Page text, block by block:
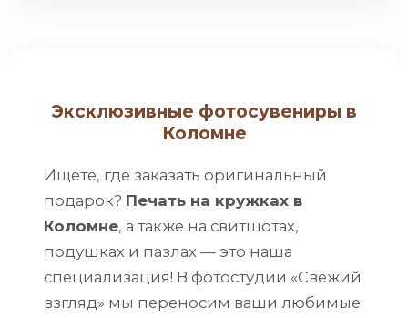
Эксклюзивные фотосувениры в
Коломне
Ищете, где заказать оригинальный
подарок? Печать на кружках в
Коломне, а также на свитшотах,
подушках и пазлах — это наша
специализация! В фотостудии «Свежий
взгляд» мы переносим ваши любимые